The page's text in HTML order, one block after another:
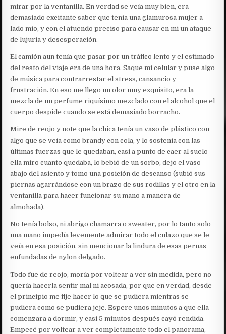
mirar por la ventanilla. En verdad se veía muy bien, era
demasiado excitante saber que tenía una glamurosa mujer a
lado mío, y con el atuendo preciso para causar en mi un ataque
de lujuria y desesperación.
El camión aun tenía que pasar por un tráfico lento y el estimado
del resto del viaje era de una hora. Saque mi celular y puse algo
de música para contrarrestar el stress, cansancio y
frustración. En eso me llego un olor muy exquisito, era la
mezcla de un perfume riquísimo mezclado con el alcohol que el
cuerpo despide cuando se está demasiado borracho.
Mire de reojo y note que la chica tenía un vaso de plástico con
algo que se veía como brandy con cola, y lo sostenía con las
últimas fuerzas que le quedaban, casi a punto de caer al suelo
ella miro cuanto quedaba, lo bebió de un sorbo, dejo el vaso
abajo del asiento y tomo una posición de descanso (subió sus
piernas agarrándose con un brazo de sus rodillas y el otro en la
ventanilla para hacer funcionar su mano a manera de
almohada).
No tenía bolso, ni abrigo chamarra o sweater, por lo tanto solo
una mano impedía levemente admirar todo el culazo que se le
veía en esa posición, sin mencionar la lindura de esas pernas
enfundadas de nylon delgado.
Todo fue de reojo, moría por voltear a ver sin medida, pero no
quería hacerla sentir mal ni acosada, por que en verdad, desde
el principio me fije hacer lo que se pudiera mientras se
pudiera como se pudiera jeje. Espere unos minutos a que ella
comenzara a dormir, y casi 5 minutos después cayó rendida.
Empecé por voltear a ver completamente todo el panorama,